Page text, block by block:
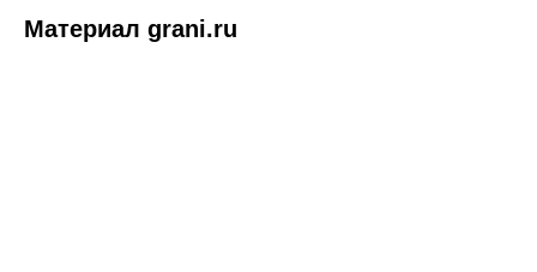
Материал grani.ru